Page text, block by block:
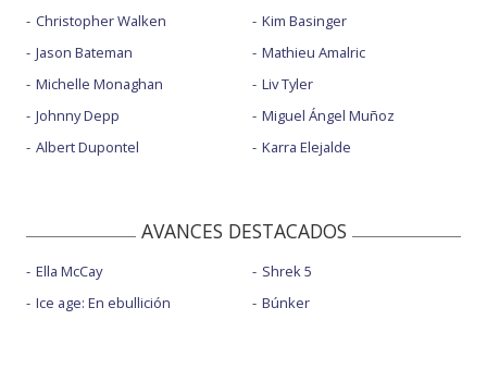
Christopher Walken
Jason Bateman
Michelle Monaghan
Johnny Depp
Albert Dupontel
Kim Basinger
Mathieu Amalric
Liv Tyler
Miguel Ángel Muñoz
Karra Elejalde
AVANCES DESTACADOS
Ella McCay
Ice age: En ebullición
Shrek 5
Búnker